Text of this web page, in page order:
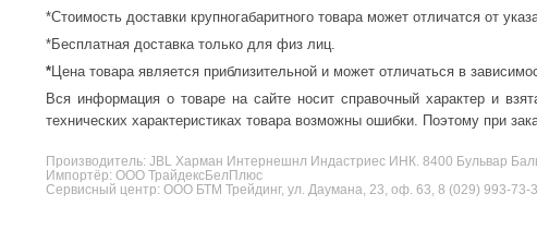
*Стоимость доставки крупногабаритного товара может отличатся от
*Бесплатная доставка только для физ лиц.
*Цена товара является приблизительной и может отличаться в
Вся информация о товаре на сайте носит справочный характер и
технических характеристиках товара возможны ошибки. Поэтому при
Производитель: JBL
Харман Интернешнл Индастриес ИНК. 8400 Бульвар
Импортёр: ООО ТрайдексБелПлюс
Сервисный центр: ООО БТМ Трейдинг, ул. Даумана, 23, оф. 63, 8 (029) 993-73-